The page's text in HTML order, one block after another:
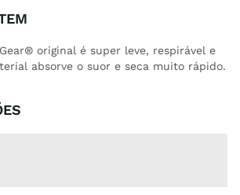
original é super leve, respirável e
absorve o suor e seca muito rápido.